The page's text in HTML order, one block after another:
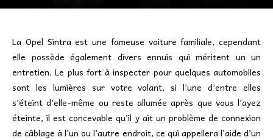
La Opel Sintra est une fameuse voiture familiale, cependant
elle possède également divers ennuis qui méritent un un
entretien. Le plus fort à inspecter pour quelques automobiles
sont les lumières sur votre volant, si l’une d’entre elles
s’éteint d’elle-même ou reste allumée après que vous l’ayez
éteinte, il est concevable qu’il y ait un problème de connexion
de câblage à l’un ou l’autre endroit, ce qui appellera l’aide d’un